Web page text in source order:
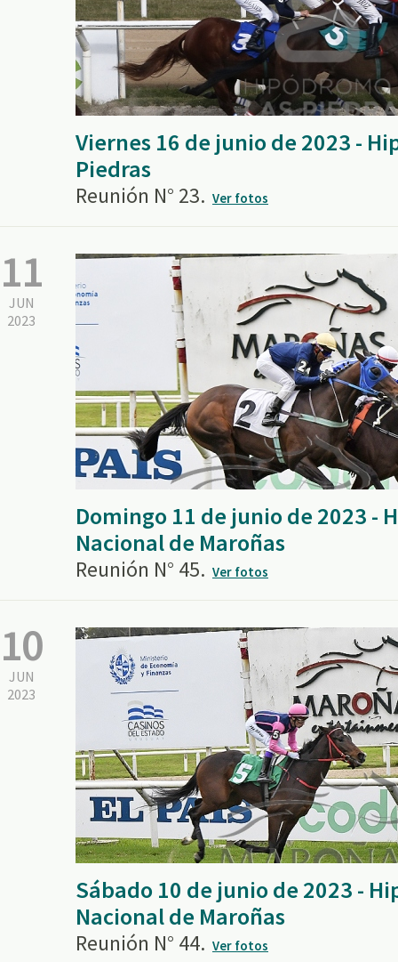
Viernes 16 de junio de 2023 -
Piedras
Reunión N° 23. Ver fotos
11
JUN
2023
Domingo 11 de junio de 2023 -
Nacional de Maroñas
Reunión N° 45. Ver fotos
10
JUN
2023
Sábado 10 de junio de 2023 -
Nacional de Maroñas
Reunión N° 44. Ver fotos